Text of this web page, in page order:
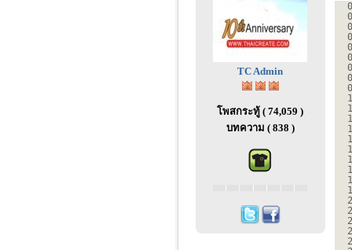
TC Admin
โพสกระทู้ ( 74,059 )
บทความ ( 838 )